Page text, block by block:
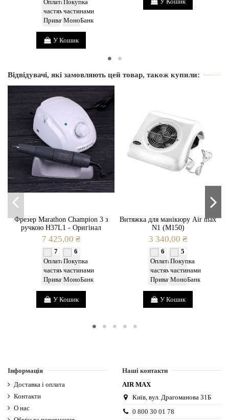
У Кошик
Відвідувачі, які замовляють цей товар, також купили:
Фрезер Marathon Champion 3 з
ручкою H37L1 - Оригінал
7 425,00 ₴
7 6
У Кошик
Витяжка для манікюру Air max
N1 (M150)
3 340,00 ₴
6 5
У Кошик
Інформація
Доставка і оплата
Контакти
О нас
Наші контакти
AIR MAX
Київ, вул. Драгоманова 31Б
0 800 30 01 78